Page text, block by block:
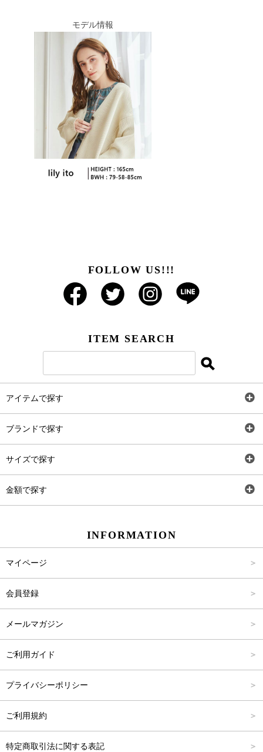
モデル情報
FOLLOW US!!!
ITEM SEARCH
アイテムで探す
ブランドで探す
サイズで探す
金額で探す
INFORMATION
マイページ
会員登録
メールマガジン
ご利用ガイド
プライバシーポリシー
ご利用規約
特定商取引法に関する表記